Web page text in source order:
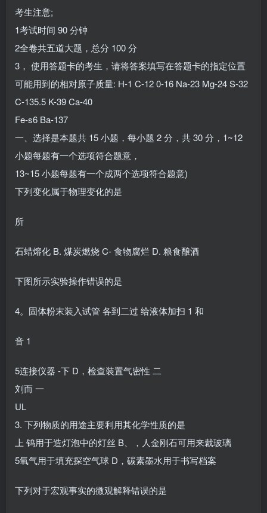
考生注意;
1考试时间 90 分钟
2全卷共五道大题，总分 100 分
3， 使用答题卡的考生，请将答案填写在答题卡的指定位置
可能用到的相对原子质量: H-1 C-12 0-16 Na-23 Mg-24 S-32
C-135.5 K-39 Ca-40
Fe-s6 Ba-137
一、选择是本题共 15 小题，每小题 2 分，共 30 分，1~12
小题每题有一个选项符合题意，
13~15 小题每题有一个成两个选项符合题意)
下列变化属于物理变化的是
所
石蜡熔化 B. 煤炭燃烧 C- 食物腐烂 D. 粮食酿酒
下图所示实验操作错误的是
4。固体粉末装入试管 各到二过 给液体加扫 1 和
音 1
5连接仪器 -下 D，检查装置气密性 二
刘而 一
UL
3. 下列物质的用途主要利用其化学性质的是
上 钨用于造灯泡中的灯丝 B、，人金刚石可用来裁玻璃
5氧气用于填充探空气球 D，碳素墨水用于书写档案
下列对于宏观事实的微观解释错误的是